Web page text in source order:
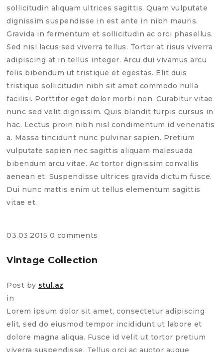
sollicitudin aliquam ultrices sagittis. Quam vulputate
dignissim suspendisse in est ante in nibh mauris.
Gravida in fermentum et sollicitudin ac orci phasellus.
Sed nisi lacus sed viverra tellus. Tortor at risus viverra
adipiscing at in tellus integer. Arcu dui vivamus arcu
felis bibendum ut tristique et egestas. Elit duis
tristique sollicitudin nibh sit amet commodo nulla
facilisi. Porttitor eget dolor morbi non. Curabitur vitae
nunc sed velit dignissim. Quis blandit turpis cursus in
hac. Lectus proin nibh nisl condimentum id venenatis
a. Massa tincidunt nunc pulvinar sapien. Pretium
vulputate sapien nec sagittis aliquam malesuada
bibendum arcu vitae. Ac tortor dignissim convallis
aenean et. Suspendisse ultrices gravida dictum fusce.
Dui nunc mattis enim ut tellus elementum sagittis
vitae et.
03.03.2015 0 comments
Vintage Collection
Post by stul.az
in
Lorem ipsum dolor sit amet, consectetur adipiscing
elit, sed do eiusmod tempor incididunt ut labore et
dolore magna aliqua. Fusce id velit ut tortor pretium
viverra suspendisse. Tellus orci ac auctor augue